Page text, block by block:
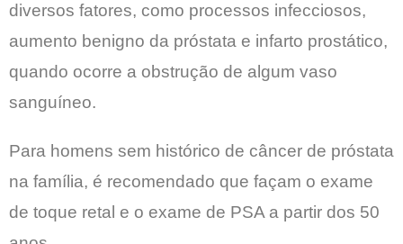
diversos fatores, como processos infecciosos,
aumento benigno da próstata e infarto prostático,
quando ocorre a obstrução de algum vaso
sanguíneo.
Para homens sem histórico de câncer de próstata
na família, é recomendado que façam o exame
de toque retal e o exame de PSA a partir dos 50